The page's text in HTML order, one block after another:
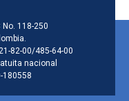
de la
No. 118-250
82-00/485-64-00
nacional
180558